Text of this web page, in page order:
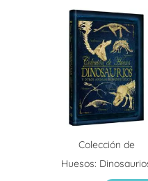
Colección de
Huesos: